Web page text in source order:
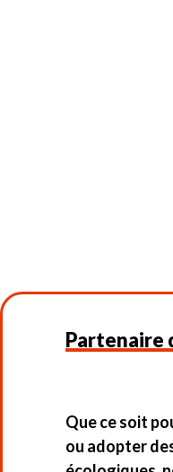
Partenaire
Que ce soit
ou adopter